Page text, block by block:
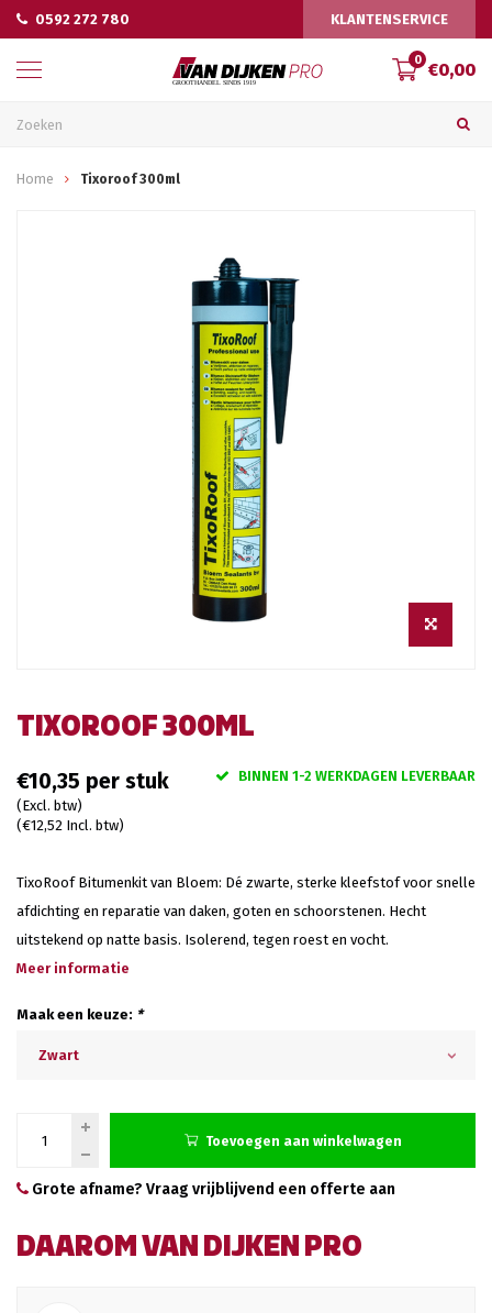
0592 272 780 KLANTENSERVICE
0 €0,00
Home Tixoroof 300ml
TIXOROOF 300ML
€10,35
(Excl. btw)
(€12,52 Incl. btw)
BINNEN 1-2 WERKDAGEN LEVERBAAR
TixoRoof Bitumenkit van Bloem: Dé zwarte, sterke kleefstof voor snelle
afdichting en reparatie van daken, goten en schoorstenen. Hecht
uitstekend op natte basis. Isolerend, tegen roest en vocht.
Meer informatie
Maak een keuze: *
Zwart
Toevoegen aan winkelwagen
Grote afname? Vraag vrijblijvend een offerte aan
DAAROM VAN DIJKEN PRO